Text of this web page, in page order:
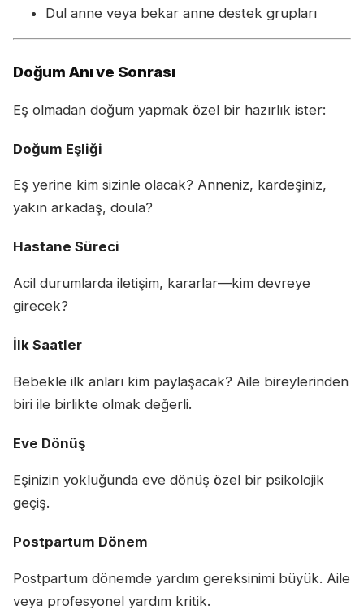
Dul anne veya bekar anne destek grupları
Doğum Anı ve Sonrası
Eş olmadan doğum yapmak özel bir hazırlık ister:
Doğum Eşliği
Eş yerine kim sizinle olacak? Anneniz, kardeşiniz,
yakın arkadaş, doula?
Hastane Süreci
Acil durumlarda iletişim, kararlar—kim devreye
girecek?
İlk Saatler
Bebekle ilk anları kim paylaşacak? Aile bireylerinden
biri ile birlikte olmak değerli.
Eve Dönüş
Eşinizin yokluğunda eve dönüş özel bir psikolojik
geçiş.
Postpartum Dönem
Postpartum dönemde yardım gereksinimi büyük. Aile
veya profesyonel yardım kritik.